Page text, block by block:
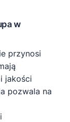
w
przynosi
jakości
pozwala na